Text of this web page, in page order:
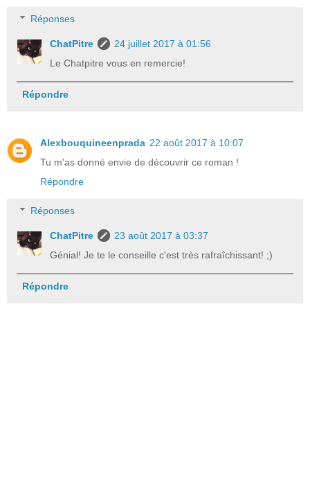
Réponses
ChatPitre
24 juillet 2017 à 01:56
Le Chatpitre vous en remercie!
Répondre
Alexbouquineenprada 22 août 2017 à 10:07
Tu m'as donné envie de découvrir ce roman !
Répondre
Réponses
ChatPitre
23 août 2017 à 03:37
Génial! Je te le conseille c'est très rafraîchissant! ;)
Répondre